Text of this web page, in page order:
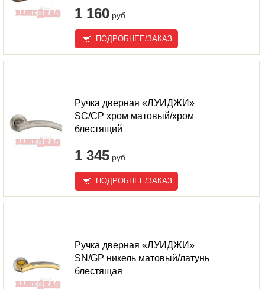
1 160 руб.
ПОДРОБНЕЕ/ЗАКАЗ
Ручка дверная «ЛУИДЖИ»
SC/CP хром матовый/хром
блестящий
1 345 руб.
ПОДРОБНЕЕ/ЗАКАЗ
Ручка дверная «ЛУИДЖИ»
SN/GP никель матовый/латунь
блестящая